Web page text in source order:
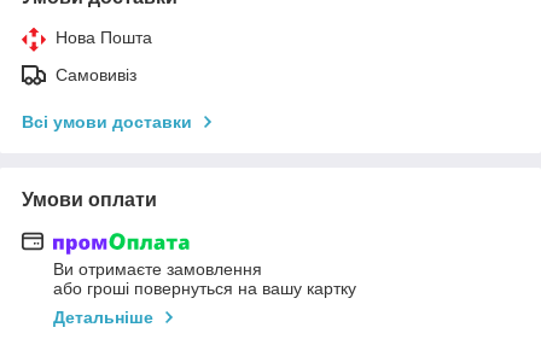
Нова Пошта
Самовивіз
Всі умови доставки
Умови оплати
Ви отримаєте замовлення
або гроші повернуться на вашу картку
Детальніше